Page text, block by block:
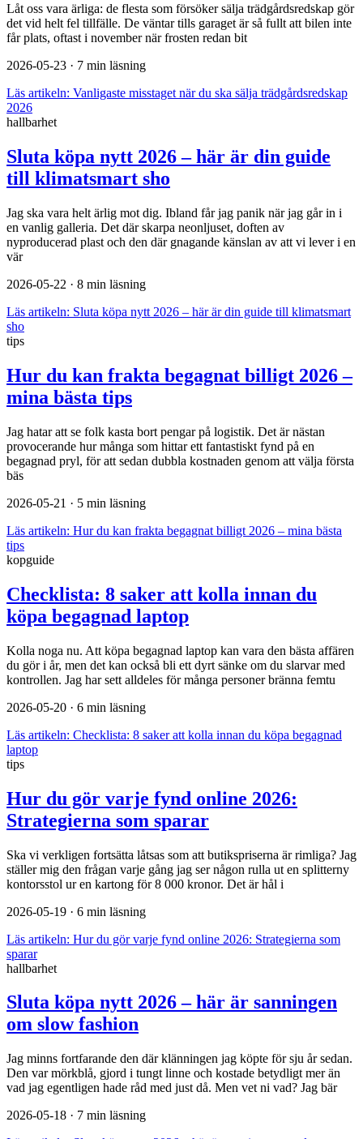
Låt oss vara ärliga: de flesta som försöker sälja trädgårdsredskap gör
det vid helt fel tillfälle. De väntar tills garaget är så fullt att bilen inte
får plats, oftast i november när frosten redan bit
2026-05-23 · 7 min läsning
Läs artikeln: Vanligaste misstaget när du ska sälja trädgårdsredskap
2026
hallbarhet
Sluta köpa nytt 2026 – här är din guide
till klimatsmart sho
Jag ska vara helt ärlig mot dig. Ibland får jag panik när jag går in i
en vanlig galleria. Det där skarpa neonljuset, doften av
nyproducerad plast och den där gnagande känslan av att vi lever i en
vär
2026-05-22 · 8 min läsning
Läs artikeln: Sluta köpa nytt 2026 – här är din guide till klimatsmart
sho
tips
Hur du kan frakta begagnat billigt 2026 –
mina bästa tips
Jag hatar att se folk kasta bort pengar på logistik. Det är nästan
provocerande hur många som hittar ett fantastiskt fynd på en
begagnad pryl, för att sedan dubbla kostnaden genom att välja första
bäs
2026-05-21 · 5 min läsning
Läs artikeln: Hur du kan frakta begagnat billigt 2026 – mina bästa
tips
kopguide
Checklista: 8 saker att kolla innan du
köpa begagnad laptop
Kolla noga nu. Att köpa begagnad laptop kan vara den bästa affären
du gör i år, men det kan också bli ett dyrt sänke om du slarvar med
kontrollen. Jag har sett alldeles för många personer bränna femtu
2026-05-20 · 6 min läsning
Läs artikeln: Checklista: 8 saker att kolla innan du köpa begagnad
laptop
tips
Hur du gör varje fynd online 2026:
Strategierna som sparar
Ska vi verkligen fortsätta låtsas som att butikspriserna är rimliga? Jag
ställer mig den frågan varje gång jag ser någon rulla ut en splitterny
kontorsstol ur en kartong för 8 000 kronor. Det är hål i
2026-05-19 · 6 min läsning
Läs artikeln: Hur du gör varje fynd online 2026: Strategierna som
sparar
hallbarhet
Sluta köpa nytt 2026 – här är sanningen
om slow fashion
Jag minns fortfarande den där klänningen jag köpte för sju år sedan.
Den var mörkblå, gjord i tungt linne och kostade betydligt mer än
vad jag egentligen hade råd med just då. Men vet ni vad? Jag bär
2026-05-18 · 7 min läsning